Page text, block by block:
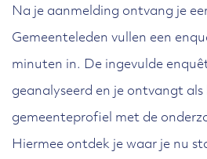
Na je aanmelding ontvang je
Gemeenteleden vullen een
minuten in. De ingevulde
geanalyseerd en je ontvangt als
gemeenteprofiel met de
Hiermee ontdek je waar je nu